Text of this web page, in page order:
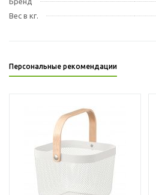
Вес в кг.
Персональные рекомендации